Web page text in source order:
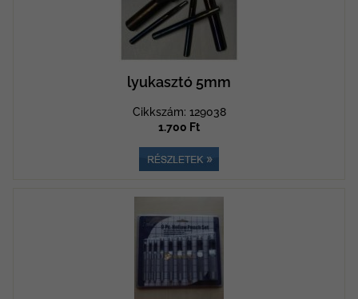
lyukasztó 5mm
Cikkszám: 129038
1.700 Ft